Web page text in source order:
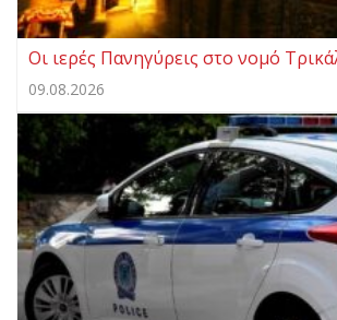
Οι ιερές Πανηγύρεις στο νομό
09.08.2026